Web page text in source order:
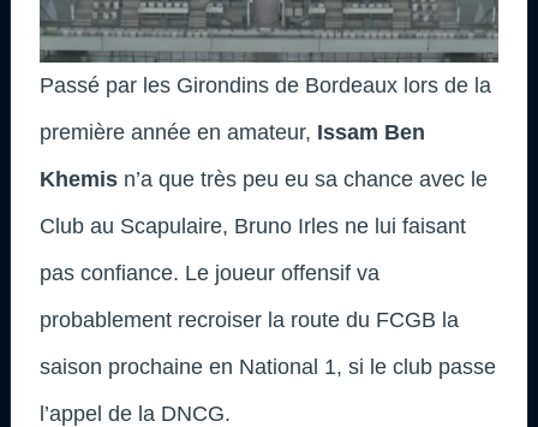
Passé par les Girondins de Bordeaux lors de la
première année en amateur, Issam Ben
Khemis n’a que très peu eu sa chance avec le
Club au Scapulaire, Bruno Irles ne lui faisant
pas confiance. Le joueur offensif va
probablement recroiser la route du FCGB la
saison prochaine en National 1, si le club passe
l’appel de la DNCG.